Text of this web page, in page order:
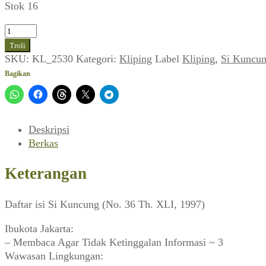
Stok 16
Kuantitas
Si
Kuncung
(No.
36
Th.
1997)
Troli
SKU: KL_2530 Kategori: Kliping Label Kliping, Si
Bagikan
Deskripsi
Berkas
Keterangan
Daftar isi Si Kuncung (No. 36 Th. XLI, 1997)
Ibukota Jakarta:
– Membaca Agar Tidak Ketinggalan Informasi ~ 3
Wawasan Lingkungan: